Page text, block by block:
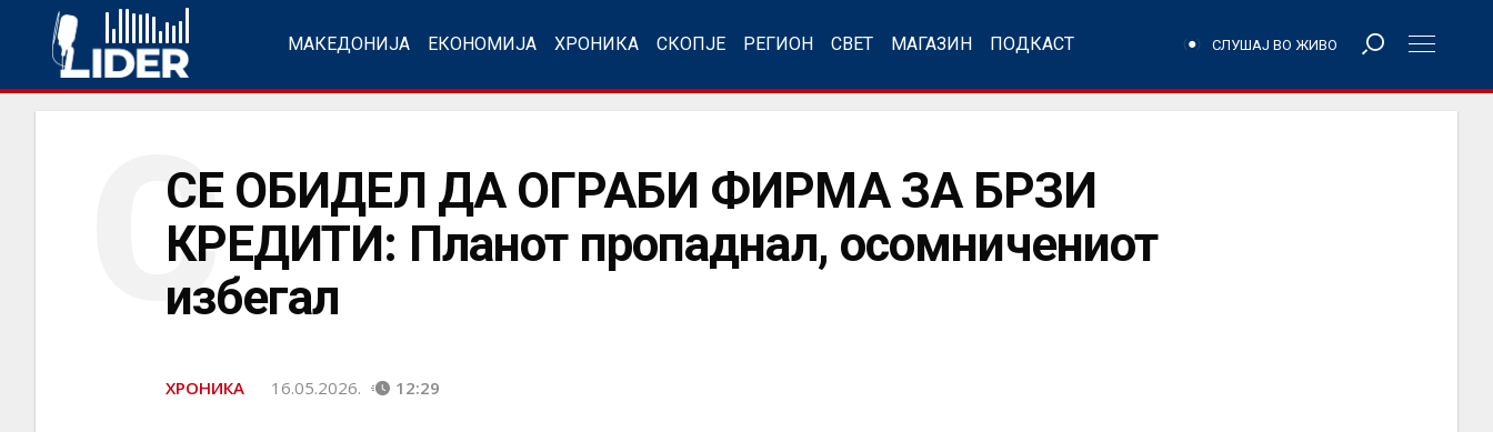
МАКЕДОНИЈА ЕКОНОМИЈА ХРОНИКА СКОПЈЕ РЕГИОН СВЕТ МАГАЗИН ПОДКАСТ СЛУШАЈ ВО ЖИВО
СЕ ОБИДЕЛ ДА ОГРАБИ ФИРМА ЗА БРЗИ
КРЕДИТИ: Планот пропаднал, осомничениот
избегал
С
ХРОНИКА 16.05.2026. 12:29